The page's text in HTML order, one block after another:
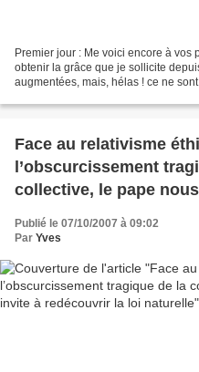
Premier jour : Me voici encore à vos
obtenir la grâce que je sollicite
augmentées, mais, hélas ! ce ne
Face au relativisme
l’obscurcissement
collective, le pape
Publié le 07/10/2007 à 09:02
Par Yves